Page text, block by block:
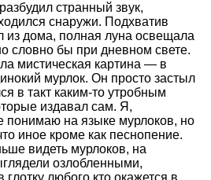
странный звук,
снаружи. Подхватив
из дома, полная луна освещала
словно бы при дневном свете.
мистическая картина — в
мурлок. Он просто застыл
в такт каким-то утробным
издавал сам. Я,
понимаю на языке мурлоков, но
иное кроме как песнопение.
видеть мурлоков, на
озлобленными,
любого кто окажется в